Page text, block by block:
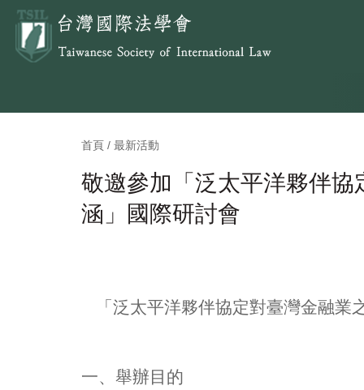
首頁 / 最新活動
敬邀參加「泛太平洋夥伴協
涵」國際研討會
「泛太平洋夥伴協定對臺灣金融
一、舉辦目的